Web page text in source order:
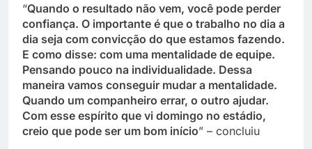
“Quando o resultado não vem, você pode perder
confiança. O importante é que o trabalho no dia a
dia seja com convicção do que estamos fazendo.
E como disse: com uma mentalidade de equipe.
Pensando pouco na individualidade. Dessa
maneira vamos conseguir mudar a mentalidade.
Quando um companheiro errar, o outro ajudar.
Com esse espírito que vi domingo no estádio,
creio que pode ser um bom início” – concluiu